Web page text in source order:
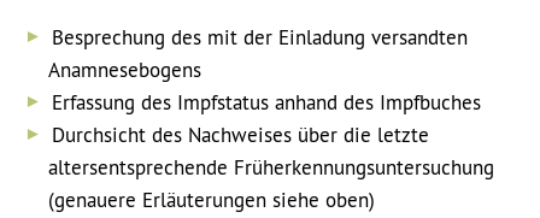
Besprechung des mit der Einladung versandten
Anamnesebogens
Erfassung des Impfstatus anhand des Impfbuches
Durchsicht des Nachweises über die letzte
altersentsprechende Früherkennungsuntersuchung
(genauere Erläuterungen siehe oben)